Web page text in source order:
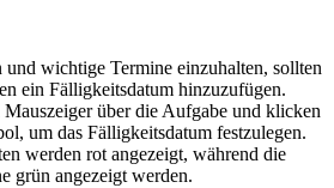
wichtige Termine einzuhalten, sollten
ein Fälligkeitsdatum hinzuzufügen.
über die Aufgabe und klicken
um das Fälligkeitsdatum festzulegen.
werden rot angezeigt, während die
grün angezeigt werden.